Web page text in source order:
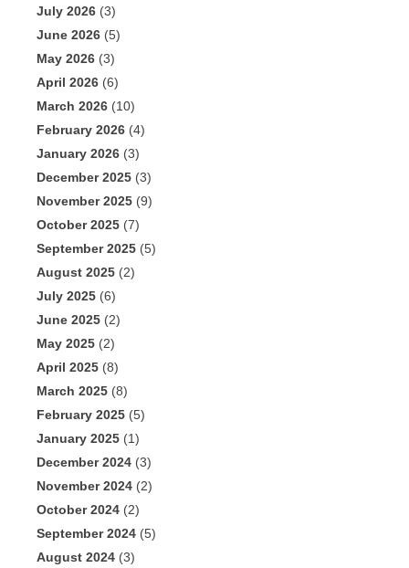
July 2026 (3)
June 2026 (5)
May 2026 (3)
April 2026 (6)
March 2026 (10)
February 2026 (4)
January 2026 (3)
December 2025 (3)
November 2025 (9)
October 2025 (7)
September 2025 (5)
August 2025 (2)
July 2025 (6)
June 2025 (2)
May 2025 (2)
April 2025 (8)
March 2025 (8)
February 2025 (5)
January 2025 (1)
December 2024 (3)
November 2024 (2)
October 2024 (2)
September 2024 (5)
August 2024 (3)